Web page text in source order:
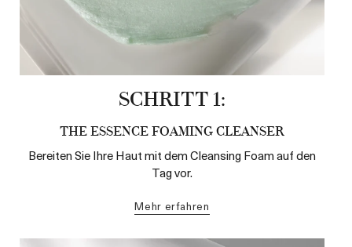
SCHRITT 1:
THE ESSENCE FOAMING CLEANSER
Bereiten Sie Ihre Haut mit dem Cleansing Foam auf den
Tag vor.
mehr erfahren